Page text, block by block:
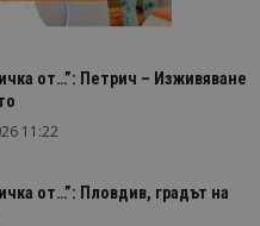
от…”: Петрич – Изживяване
11:22
от…”: Пловдив, градът на